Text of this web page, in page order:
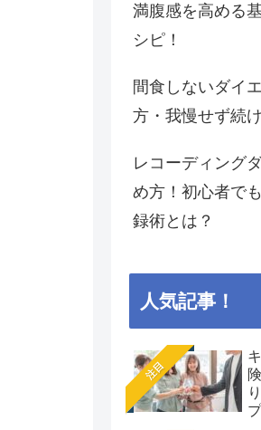
満腹感を高める
シピ！
間食しないダイ
方・我慢せず続
レコーディング
め方！初心者で
録術とは？
人気記事！
注目